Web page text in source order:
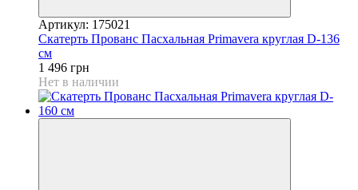
Артикул: 175021
Скатерть Прованс Пасхальная Рrimavera круглая D-136
см
1 496 грн
Нет в наличии